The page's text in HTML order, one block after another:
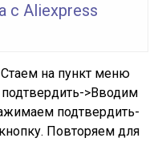
с Aliexpress
Стаем на пункт меню
>Вводим
подтвердить-
Повторяем для